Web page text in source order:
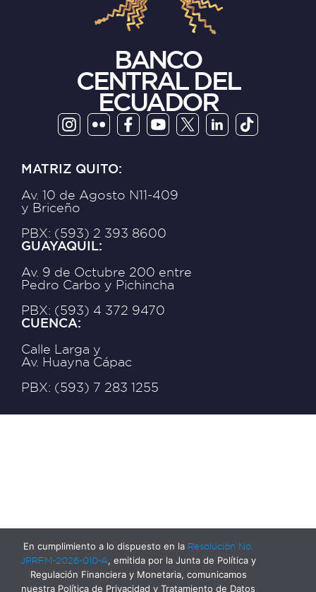
BANCO
CENTRAL DEL
ECUADOR
MATRIZ QUITO:
Av. 10 de Agosto N11-409
y Briceño
PBX: (593) 2 393 8600
GUAYAQUIL:
Av. 9 de Octubre 200 entre
Pedro Carbo y Pichincha
PBX: (593) 4 372 9470
CUENCA:
Calle Larga y
Av. Huayna Cápac
PBX: (593) 7 283 1255
En cumplimiento a lo dispuesto en la Resolución No.
JPRFM-2026-010-A, emitida por la Junta de Política y
Regulación Financiera y Monetaria, comunicamos
nuestra Política de Privacidad y Tratamiento de Datos